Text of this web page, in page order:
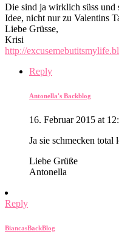
Die sind ja wirklich süss und
Idee, nicht nur zu Valentins
Liebe Grüsse,
Krisi
http://
Reply
Antonella's Backblog
16. Februar 2015 at
Ja sie schmecken
Liebe Grüße
Antonella
Reply
BiancasBackBlog